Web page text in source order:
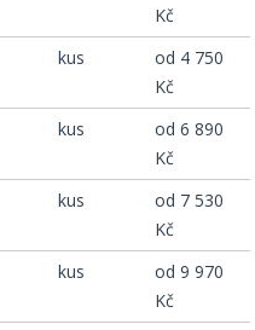
Kč
kus
od 4 750
Kč
kus
od 6 890
Kč
kus
od 7 530
Kč
kus
od 9 970
Kč